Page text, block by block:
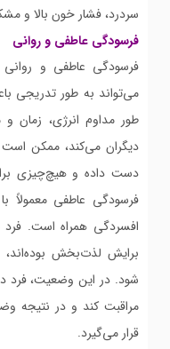
سردرد، فشار خون بالا و
فرسودگی عاطفی و روانی
فرسودگی عاطفی و
می‌تواند به طور تدریجی
طور مداوم انرژی، زمان
دیگران می‌کند، ممکن
دست داده و هیچ‌چیزی
فرسودگی عاطفی
افسردگی همراه است. فرد
برایش لذت‌بخش
شود. در این وضعیت، فرد
مراقبت کند و در نتیجه
قرار می‌گیرد.